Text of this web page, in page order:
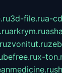
3d-file.rua-
arkrym.ru
zvonitut.ru
x-